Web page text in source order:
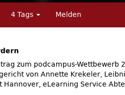
4 Tags Melden
zum podcampus-Wettbewerb
von Annette Krekeler,
Universität Hannover, eLearning Service